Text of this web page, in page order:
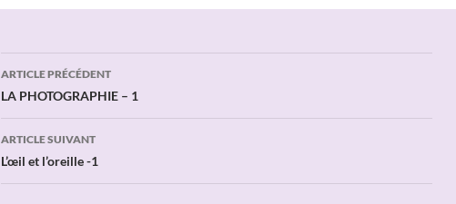
Navigation
des
articles
ARTICLE PRÉCÉDENT
LA PHOTOGRAPHIE – 1
ARTICLE SUIVANT
L’œil et l’oreille -1